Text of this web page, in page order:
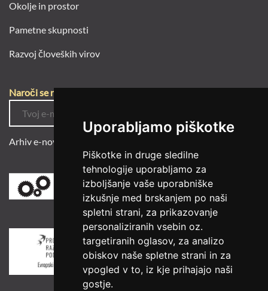
Uporabljamo piškotke
Piškotke in druge sledilne
tehnologije uporabljamo za
izboljšanje vaše uporabniške
izkušnje med brskanjem po naši
spletni strani, za prikazovanje
personaliziranih vsebin oz.
targetiranih oglasov, za analizo
obiskov naše spletne strani in za
vpogled v to, iz kje prihajajo naši
gostje.
Okolje in prostor
Pametne skupnosti
Razvoj človeških virov
Naroči se na e-novice
Arhiv e-novic